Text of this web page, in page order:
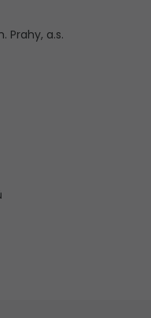
Prahy, a.s.